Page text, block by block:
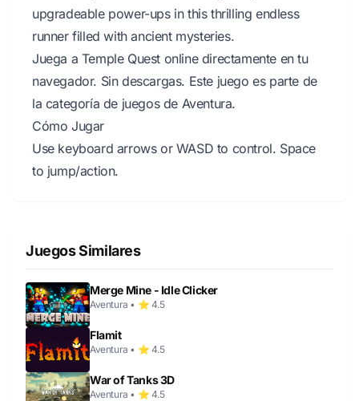
upgradeable power-ups in this thrilling endless
runner filled with ancient mysteries.
Juega a Temple Quest online directamente en tu
navegador. Sin descargas. Este juego es parte de
la categoría de juegos de Aventura.
Cómo Jugar
Use keyboard arrows or WASD to control. Space
to jump/action.
Juegos Similares
Merge Mine - Idle Clicker
Aventura • ⭐ 4.5
Flamit
Aventura • ⭐ 4.5
War of Tanks 3D
Aventura • ⭐ 4.5